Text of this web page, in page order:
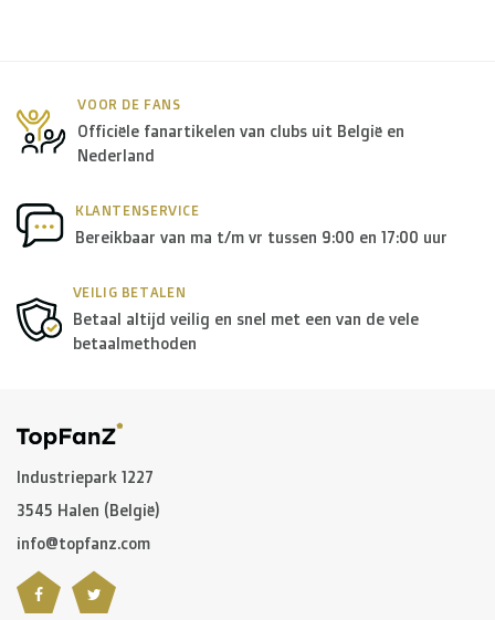
VOOR DE FANS
Officiële fanartikelen van clubs uit België en
Nederland
KLANTENSERVICE
Bereikbaar van ma t/m vr tussen 9:00 en 17:00 uur
VEILIG BETALEN
Betaal altijd veilig en snel met een van de vele
betaalmethoden
Industriepark 1227
3545 Halen (België)
info@topfanz.com